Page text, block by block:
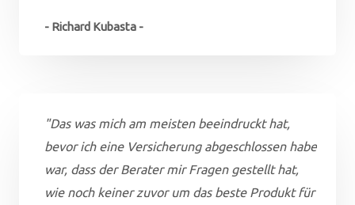
- Richard Kubasta -
"Das was mich am meisten beeindruckt hat,
bevor ich eine Versicherung abgeschlossen habe
war, dass der Berater mir Fragen gestellt hat,
wie noch keiner zuvor um das beste Produkt für